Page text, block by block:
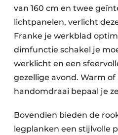
van 160 cm en twee
lichtpanelen, verlicht
Franke je werkblad
dimfunctie schakel je
werklicht en een
gezellige avond. Warm
handomdraai bepaal je
Bovendien bieden de
legplanken een stijlvolle